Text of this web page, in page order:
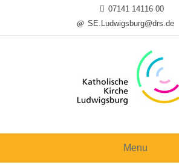
07141 14116 00
SE.Ludwigsburg@drs.de
Menu